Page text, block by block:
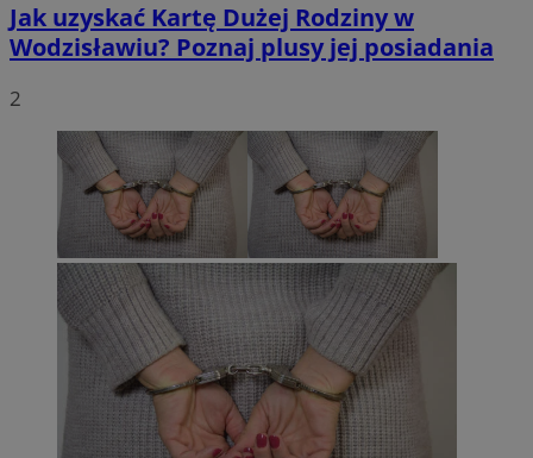
Jak uzyskać Kartę Dużej Rodziny w
Wodzisławiu? Poznaj plusy jej posiadania
2